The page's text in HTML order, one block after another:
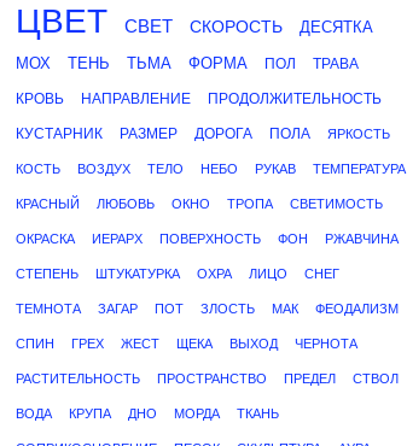
ЦВЕТ СВЕТ СКОРОСТЬ
ДЕСЯТКА
МОХ
ТЕНЬ ТЬМА ФОРМА ПОЛ ТРАВА
КРОВЬ НАПРАВЛЕНИЕ ПРОДОЛЖИТЕЛЬНОСТЬ
КУСТАРНИК РАЗМЕР ДОРОГА ПОЛА ЯРКОСТЬ
КОСТЬ ВОЗДУХ ТЕЛО НЕБО РУКАВ ТЕМПЕРАТУРА
КРАСНЫЙ ЛЮБОВЬ ОКНО ТРОПА СВЕТИМОСТЬ
ОКРАСКА ИЕРАРХ ПОВЕРХНОСТЬ ФОН РЖАВЧИНА
СТЕПЕНЬ ШТУКАТУРКА ОХРА ЛИЦО СНЕГ
ТЕМНОТА ЗАГАР ПОТ ЗЛОСТЬ МАК ФЕОДАЛИЗМ
СПИН ГРЕХ ЖЕСТ ЩЕКА ВЫХОД ЧЕРНОТА
РАСТИТЕЛЬНОСТЬ ПРОСТРАНСТВО ПРЕДЕЛ СТВОЛ
ВОДА КРУПА ДНО МОРДА ТКАНЬ